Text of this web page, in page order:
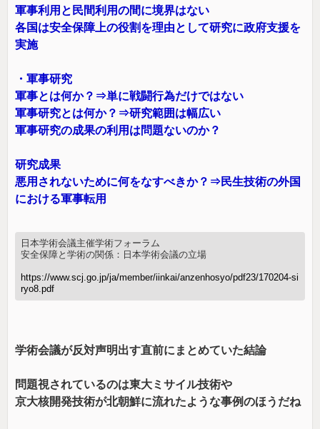
軍事利用と民間利用の間に境界はない
各国は安全保障上の役割を理由として研究に政府支援を
実施
・軍事研究
軍事とは何か？⇒単に戦闘行為だけではない
軍事研究とは何か？⇒研究範囲は幅広い
軍事研究の成果の利用は問題ないのか？
研究成果
悪用されないために何をなすべきか？⇒民生技術の外国
における軍事転用
日本学術会議主催学術フォーラム
安全保障と学術の関係：日本学術会議の立場
https://www.scj.go.jp/ja/member/iinkai/anzenhosyo/pdf23/170204-si
ryo8.pdf
学術会議が反対声明出す直前にまとめていた結論
問題視されているのは東大ミサイル技術や
京大核開発技術が北朝鮮に流れたような事例のほうだね